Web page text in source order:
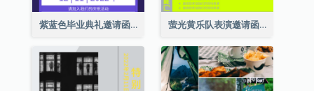
紫蓝色毕业典礼邀请函 萤光黄乐队表演邀请函